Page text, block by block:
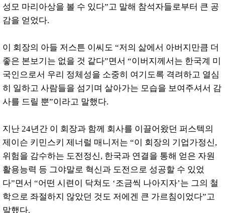
성모 마리아상을 볼 수 있다”고 말해 참석자들로부터 큰 공
감을 얻었다.
이 회장의 아들 저스튼 이씨도 “저의 삶에서 아버지만큼 더
좋은 본보기는 없을 것 같다”면서 “이버지께서는 한국계 미
국인으로서 우리 정체성을 소중히 여기도록 격려하고 열심
히 일하고 사람들을 섬기며 살아가는 모습을 보여주셔서 감
사를 드릴 뿐”이라고 말했다.
지난 24년간 이 회장과 함께 회사를 이끌어왔던 퍼스텍의
제이슨 키민스키 제너럴 매니저는 “이 회장의 기업가정신,
위험을 감수하는 도전정신, 한국과 연결을 통해 얻은 자원
활용능력 등 그야말로 혁신과 도전으로 성공할 수 있었
다”면서 “어떤 시련이 닥쳐도 ‘조금씩 나아지자’는 그의 철
학으로 좌절하지 않았던 것도 저에겐 큰 가르침이었다”고
말했다.